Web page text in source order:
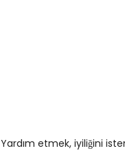
Yardım etmek, iyiliğini